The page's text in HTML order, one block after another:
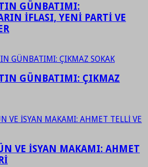
GÜNBATIMI:
İFLASI, YENİ PARTİ VE
GÜNBATIMI: ÇIKMAZ
VE İSYAN MAKAMI: AHMET